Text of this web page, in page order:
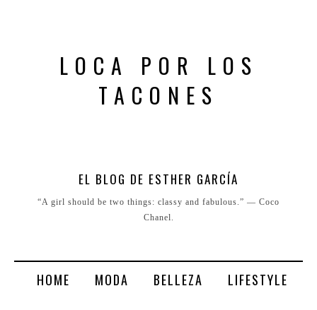
LOCA POR LOS
TACONES
EL BLOG DE ESTHER GARCÍA
“A girl should be two things: classy and fabulous.” ― Coco
Chanel.
HOME MODA BELLEZA LIFESTYLE